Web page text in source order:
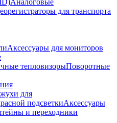
Аналоговые
для транспорта
Аксессуары для мониторов
тепловизорыПоворотные
для
подсветкиАксессуары
и переходники